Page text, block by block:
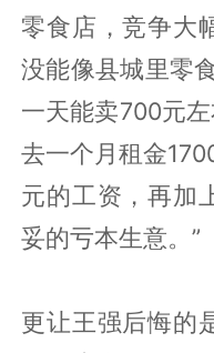
零食店，竞争大
没能像县城里零
一天能卖700元
去一个月租金
元的工资，再加
妥的亏本生意。”
更让王强后悔的